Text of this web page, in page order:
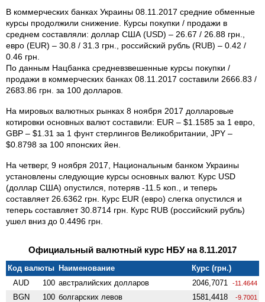
В коммерческих банках Украины 08.11.2017 средние обменные
курсы продолжили снижение. Курсы покупки / продажи в
среднем составляли: доллар США (USD) – 26.67 / 26.88 грн.,
евро (EUR) – 30.8 / 31.3 грн., российский рубль (RUB) – 0.42 /
0.46 грн.
По данным Нацбанка средневзвешенные курсы покупки /
продажи в коммерческих банках 08.11.2017 составили 2666.83 /
2683.86 грн. за 100 долларов.
На мировых валютных рынках 8 ноября 2017 долларовые
котировки основных валют составили: EUR – $1.1585 за 1 евро,
GBP – $1.31 за 1 фунт стерлингов Великобритании, JPY –
$0.8798 за 100 японских йен.
На четверг, 9 ноября 2017, Национальным банком Украины
установлены следующие курсы основных валют. Курс USD
(доллар США) опустился, потеряв -11.5 коп., и теперь
составляет 26.6362 грн. Курс EUR (евро) слегка опустился и
теперь составляет 30.8714 грн. Курс RUB (российский рубль)
ушел вниз до 0.4496 грн.
Официальный валютный курс НБУ на 8.11.2017
Код валюты Наименование
Курс (грн.)
AUD
100 австралийских долларов 2046,7071 -11.4644
BGN 100 болгарских левов 1581,4418 -9.7001